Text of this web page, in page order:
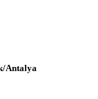
Antalya